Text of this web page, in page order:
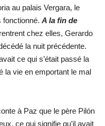
au palais Vergara, le
fonctionné. A la fin de
chez elles, Gerardo
la nuit précédente.
ce qui s’était passé la
la vie en emportant le mal
à Paz que le père Pilón
ce qui signifie qu’il avait